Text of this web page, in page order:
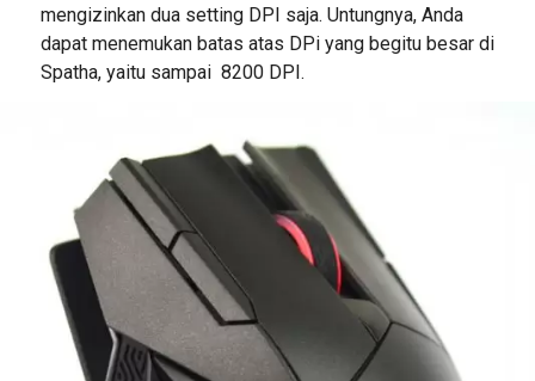
mengizinkan dua setting DPI saja. Untungnya, Anda
dapat menemukan batas atas DPi yang begitu besar di
Spatha, yaitu sampai 8200 DPI.